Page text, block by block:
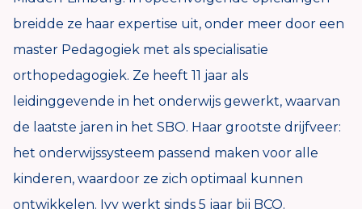
breidde ze haar expertise uit, onder meer door een
master Pedagogiek met als specialisatie
orthopedagogiek. Ze heeft 11 jaar als
leidinggevende in het onderwijs gewerkt, waarvan
de laatste jaren in het SBO. Haar grootste drijfveer:
het onderwijssysteem passend maken voor alle
kinderen, waardoor ze zich optimaal kunnen
ontwikkelen. Ivy werkt sinds 5 jaar bij BCO.